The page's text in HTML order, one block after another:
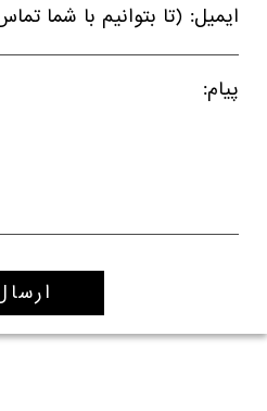
ایمیل: (تا بتوانیم با شما
پیام: